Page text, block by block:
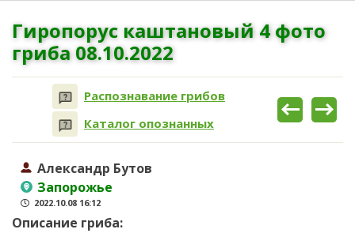
Гиропорус каштановый 4 фото
гриба 08.10.2022
Распознавание грибов
Каталог опознанных
Александр Бутов
Запорожье
2022.10.08 16:12
Описание гриба: